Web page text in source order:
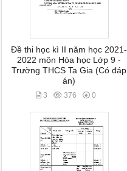
Đề thi học kì II năm học 2021-
2022 môn Hóa học Lớp 9 -
Trường THCS Ta Gia (Có đáp
án)
3 376 0